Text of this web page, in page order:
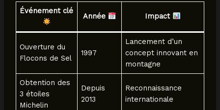
Événement clé
Année Impact
Ouverture du
Flocons de Sel
1997
Lancement d’un
concept innovant en
montagne
Obtention des
3 étoiles
Michelin
Depuis
2013
Reconnaissance
internationale